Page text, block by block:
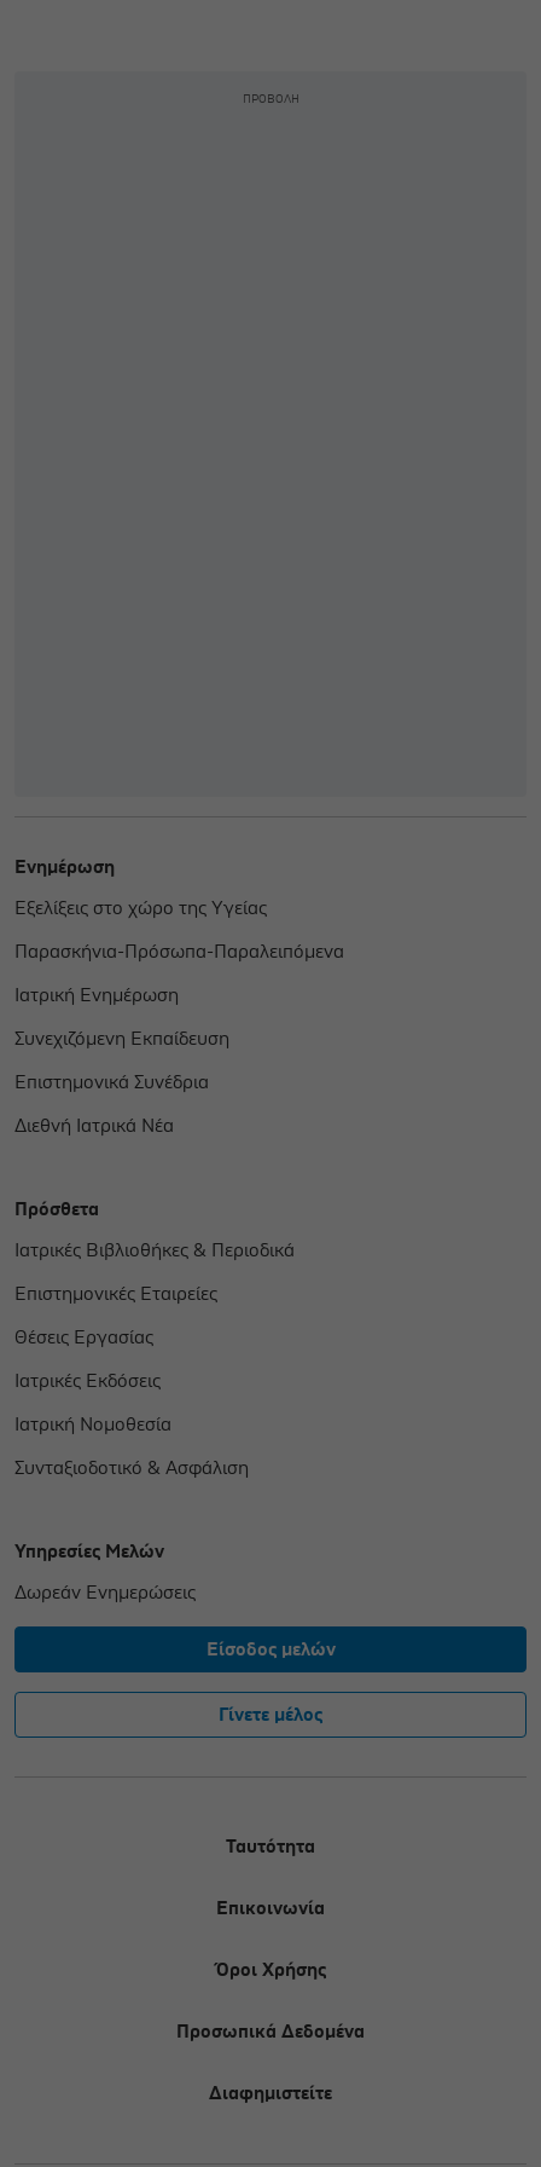
Ενημέρωση
Εξελίξεις στο χώρο της Υγείας
Παρασκήνια-Πρόσωπα-Παραλειπόμενα
Ιατρική Ενημέρωση
Συνεχιζόμενη Εκπαίδευση
Επιστημονικά Συνέδρια
Διεθνή Ιατρικά Νέα
Πρόσθετα
Ιατρικές Βιβλιοθήκες & Περιοδικά
Επιστημονικές Εταιρείες
Θέσεις Εργασίας
Ιατρικές Εκδόσεις
Ιατρική Νομοθεσία
Συνταξιοδοτικό & Ασφάλιση
Υπηρεσίες Μελών
Δωρεάν Ενημερώσεις
Είσοδος μελών
Γίνετε μέλος
Ταυτότητα
Επικοινωνία
Όροι Χρήσης
Προσωπικά Δεδομένα
Διαφημιστείτε